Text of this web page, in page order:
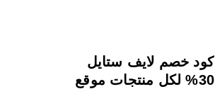
كود خصم لايف ستايل
30% لكل منتجات موقع